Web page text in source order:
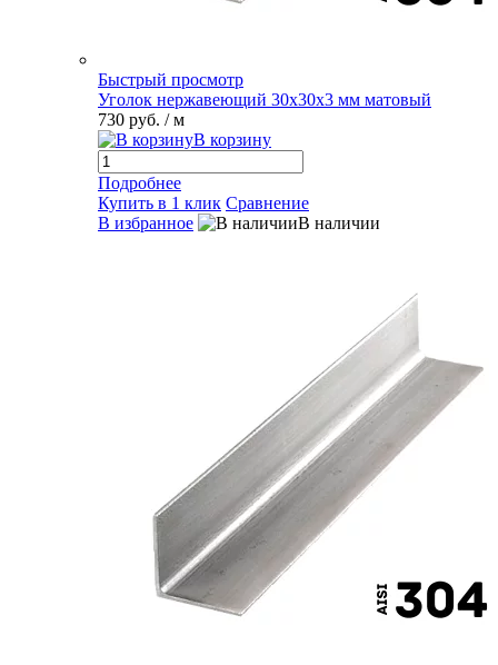
Быстрый просмотр
Уголок нержавеющий 30х30х3 мм матовый
730 руб. / м
В корзину
Подробнее
Купить в 1 клик Сравнение
В избранное
В наличии